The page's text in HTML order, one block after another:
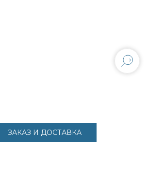
ЗАКАЗ И ДОСТАВКА